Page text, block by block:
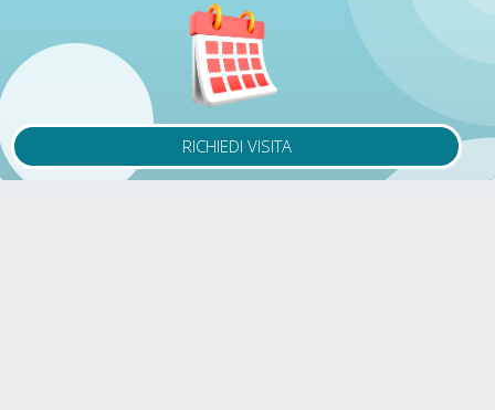
RICHIEDI VISITA